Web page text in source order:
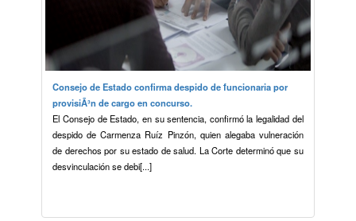
Consejo de Estado confirma despido de funcionaria por
provisiÃ³n de cargo en concurso.
El Consejo de Estado, en su sentencia, confirmó la legalidad del
despido de Carmenza Ruíz Pinzón, quien alegaba vulneración
de derechos por su estado de salud. La Corte determinó que su
desvinculación se debi[...]